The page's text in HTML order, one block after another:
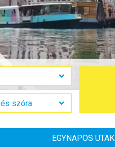
EGYNAPOS UTAK